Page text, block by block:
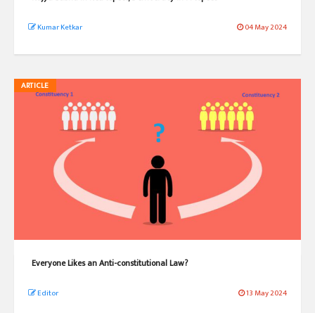
Kumar Ketkar 04 May 2024
ARTICLE
Everyone Likes an Anti-constitutional Law?
Editor 13 May 2024